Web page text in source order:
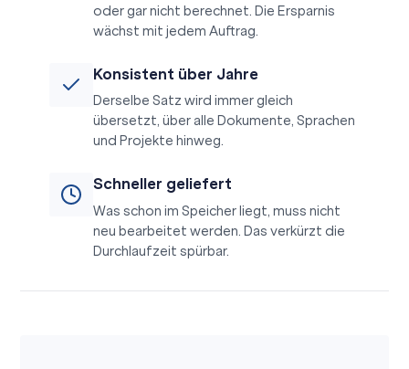
oder gar nicht berechnet. Die Ersparnis
wächst mit jedem Auftrag.
Konsistent über Jahre
Derselbe Satz wird immer gleich
übersetzt, über alle Dokumente, Sprachen
und Projekte hinweg.
Schneller geliefert
Was schon im Speicher liegt, muss nicht
neu bearbeitet werden. Das verkürzt die
Durchlaufzeit spürbar.